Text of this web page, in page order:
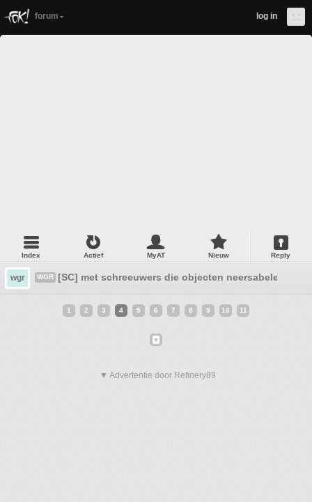
forum log in
Index Actief MyAT Nieuw Reply
wgr WGR [SC] met schreeuwers die objecten neersabelen
1 2 3 4 5 6 7 8 9 10 11
▼ Advertentie door Refinery89